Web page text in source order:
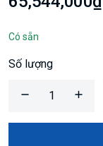
Có sẵn
Số lượng